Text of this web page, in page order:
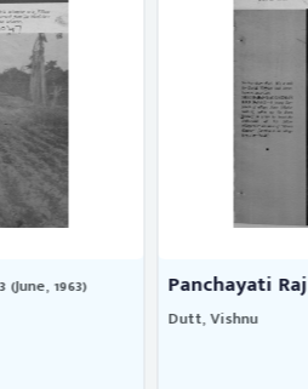
3, no. 3 (June, 1962)
1960)